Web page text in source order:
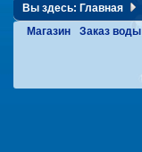
Вы здесь: Главная
Магазин
Заказ воды